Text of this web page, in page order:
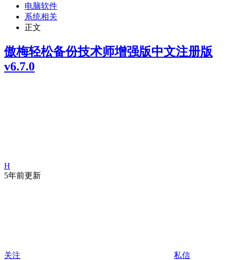
电脑软件
系统相关
正文
傲梅轻松备份技术师增强版中文注册版
v6.7.0
H
5年前更新
关注 私信